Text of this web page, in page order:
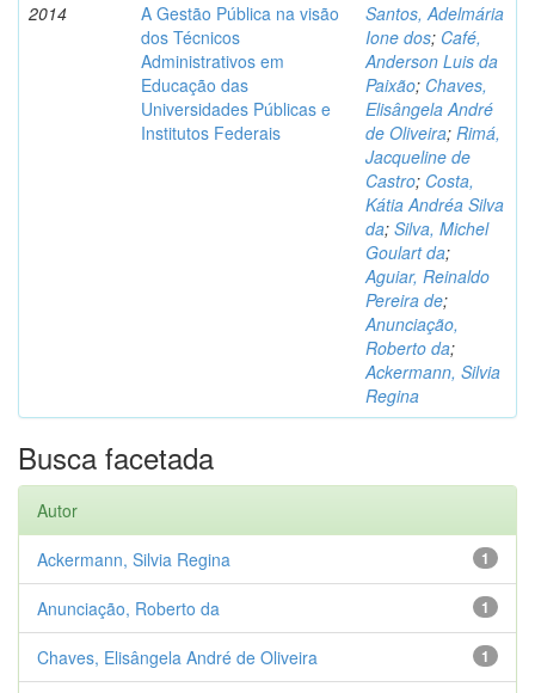
2014
A Gestão Pública na visão
dos Técnicos
Administrativos em
Educação das
Universidades Públicas e
Institutos Federais
Santos, Adelmária
Ione dos; Café,
Anderson Luis da
Paixão; Chaves,
Elisângela André
de Oliveira; Rimá,
Jacqueline de
Castro; Costa,
Kátia Andréa Silva
da; Silva, Michel
Goulart da;
Aguiar, Reinaldo
Pereira de;
Anunciação,
Roberto da;
Ackermann, Silvia
Regina
Busca facetada
Autor
1
Ackermann, Silvia Regina
1
Anunciação, Roberto da
1
Chaves, Elisângela André de Oliveira